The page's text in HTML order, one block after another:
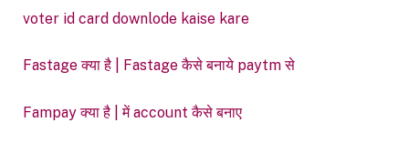
voter id card downlode kaise kare
Fastage क्या है | Fastage कैसे बनाये paytm से
Fampay क्या है | में account कैसे बनाए